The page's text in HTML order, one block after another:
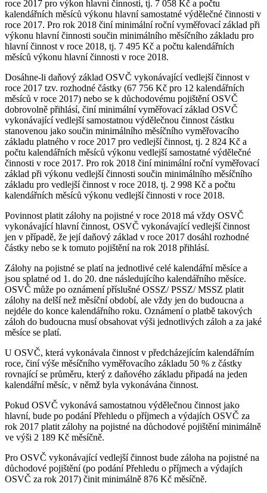
roce 2017 pro výkon hlavní činnosti, tj. 7 058 Kč a počtu
kalendářních měsíců výkonu hlavní samostatné výdělečné činnosti v
roce 2017. Pro rok 2018 činí minimální roční vyměřovací základ při
výkonu hlavní činnosti součin minimálního měsíčního základu pro
hlavní činnost v roce 2018, tj. 7 495 Kč a počtu kalendářních
měsíců výkonu hlavní činnosti v roce 2018.
Dosáhne-li daňový základ OSVČ vykonávající vedlejší činnost v
roce 2017 tzv. rozhodné částky (67 756 Kč pro 12 kalendářních
měsíců v roce 2017) nebo se k důchodovému pojištění OSVČ
dobrovolně přihlásí, činí minimální vyměřovací základ OSVČ
vykonávající vedlejší samostatnou výdělečnou činnost částku
stanovenou jako součin minimálního měsíčního vyměřovacího
základu platného v roce 2017 pro vedlejší činnost, tj. 2 824 Kč a
počtu kalendářních měsíců výkonu vedlejší samostatné výdělečné
činnosti v roce 2017. Pro rok 2018 činí minimální roční vyměřovací
základ při výkonu vedlejší činnosti součin minimálního měsíčního
základu pro vedlejší činnost v roce 2018, tj. 2 998 Kč a počtu
kalendářních měsíců výkonu vedlejší činnosti v roce 2018.
Povinnost platit zálohy na pojistné v roce 2018 má vždy OSVČ
vykonávající hlavní činnost, OSVČ vykonávající vedlejší činnost
jen v případě, že její daňový základ v roce 2017 dosáhl rozhodné
částky nebo se k tomuto pojištění na rok 2018 přihlásí.
Zálohy na pojistné se platí na jednotlivé celé kalendářní měsíce a
jsou splatné od 1. do 20. dne následujícího kalendářního měsíce.
OSVČ může po oznámení příslušné OSSZ/ PSSZ/ MSSZ platit
zálohy na delší než měsíční období, ale vždy jen do budoucna a
nejdéle do konce kalendářního roku. Oznámení o platbě takových
záloh do budoucna musí obsahovat výši jednotlivých záloh a za jaké
měsíce se platí.
U OSVČ, která vykonávala činnost v předcházejícím kalendářním
roce, činí výše měsíčního vyměřovacího základu 50 % z částky
rovnající se průměru, který z daňového základu připadá na jeden
kalendářní měsíc, v němž byla vykonávána činnost.
Pokud OSVČ vykonává samostatnou výdělečnou činnost jako
hlavní, bude po podání Přehledu o příjmech a výdajích OSVČ za
rok 2017 platit zálohy na pojistné na důchodové pojištění minimálně
ve výši 2 189 Kč měsíčně.
Pro OSVČ vykonávající vedlejší činnost bude záloha na pojistné na
důchodové pojištění (po podání Přehledu o příjmech a výdajích
OSVČ za rok 2017) činit minimálně 876 Kč měsíčně.